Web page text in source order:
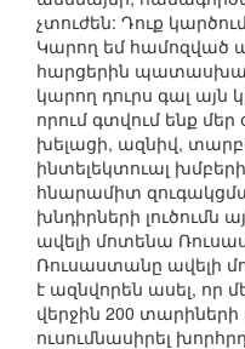
չտուժեն: Դուք
Կարող եմ համոզված
հարցերին
կարող դուրս գալ
որում գտվում ենք
խելացի, ազնիվ,
ինտելեկտուալ
հնարամիտ
խնդիրների լուծումն
ավելի մոտենա
Ռուսաստանը ավելի
է ազնվորեն ասել, որ
վերջին 200
ուսումնասիրել